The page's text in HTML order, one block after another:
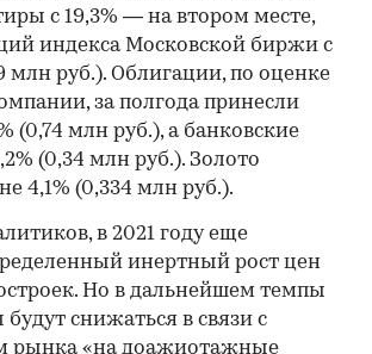
с 19,3% — на втором месте,
индекса Московской биржи с
млн руб.). Облигации, по оценке
за полгода принесли
(0,74 млн руб.), а банковские
(0,34 млн руб.). Золото
4,1% (0,334 млн руб.).
в 2021 году еще
инертный рост цен
Но в дальнейшем темпы
снижаться в связи с
рынка «на доажиотажные